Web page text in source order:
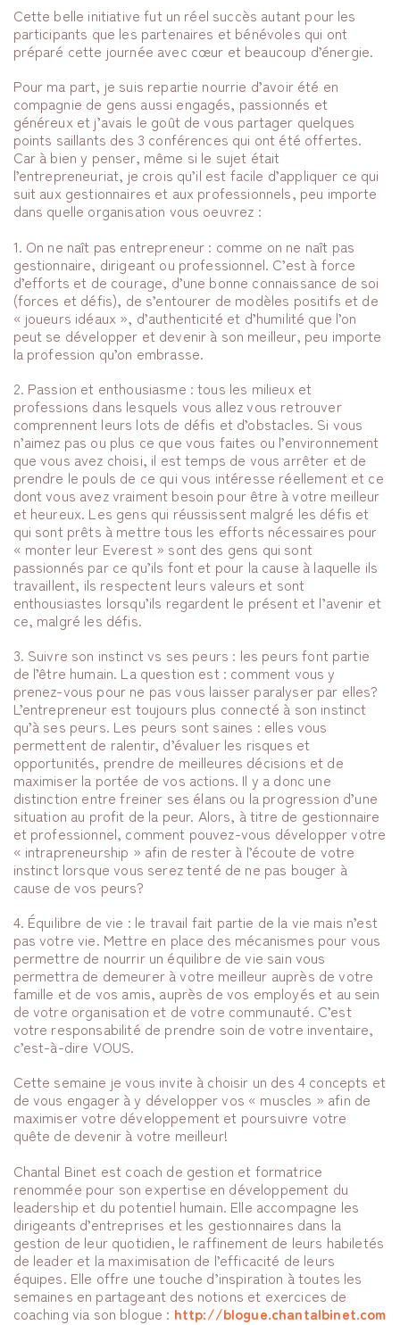
Cette belle initiative fut un réel succès autant pour les
participants que les partenaires et bénévoles qui ont
préparé cette journée avec cœur et beaucoup d’énergie.
Pour ma part, je suis repartie nourrie d’avoir été en
compagnie de gens aussi engagés, passionnés et
généreux et j’avais le goût de vous partager quelques
points saillants des 3 conférences qui ont été offertes.
Car à bien y penser, même si le sujet était
l’entrepreneuriat, je crois qu’il est facile d’appliquer ce qui
suit aux gestionnaires et aux professionnels, peu importe
dans quelle organisation vous oeuvrez :
1. On ne naît pas entrepreneur : comme on ne naît pas
gestionnaire, dirigeant ou professionnel. C’est à force
d’efforts et de courage, d’une bonne connaissance de soi
(forces et défis), de s’entourer de modèles positifs et de
« joueurs idéaux », d’authenticité et d’humilité que l’on
peut se développer et devenir à son meilleur, peu importe
la profession qu’on embrasse.
2. Passion et enthousiasme : tous les milieux et
professions dans lesquels vous allez vous retrouver
comprennent leurs lots de défis et d’obstacles. Si vous
n’aimez pas ou plus ce que vous faites ou l’environnement
que vous avez choisi, il est temps de vous arrêter et de
prendre le pouls de ce qui vous intéresse réellement et ce
dont vous avez vraiment besoin pour être à votre meilleur
et heureux. Les gens qui réussissent malgré les défis et
qui sont prêts à mettre tous les efforts nécessaires pour
« monter leur Everest » sont des gens qui sont
passionnés par ce qu’ils font et pour la cause à laquelle ils
travaillent, ils respectent leurs valeurs et sont
enthousiastes lorsqu’ils regardent le présent et l’avenir et
ce, malgré les défis.
3. Suivre son instinct vs ses peurs : les peurs font partie
de l’être humain. La question est : comment vous y
prenez-vous pour ne pas vous laisser paralyser par elles?
L’entrepreneur est toujours plus connecté à son instinct
qu’à ses peurs. Les peurs sont saines : elles vous
permettent de ralentir, d’évaluer les risques et
opportunités, prendre de meilleures décisions et de
maximiser la portée de vos actions. Il y a donc une
distinction entre freiner ses élans ou la progression d’une
situation au profit de la peur. Alors, à titre de gestionnaire
et professionnel, comment pouvez-vous développer votre
« intrapreneurship » afin de rester à l’écoute de votre
instinct lorsque vous serez tenté de ne pas bouger à
cause de vos peurs?
4. Équilibre de vie : le travail fait partie de la vie mais n’est
pas votre vie. Mettre en place des mécanismes pour vous
permettre de nourrir un équilibre de vie sain vous
permettra de demeurer à votre meilleur auprès de votre
famille et de vos amis, auprès de vos employés et au sein
de votre organisation et de votre communauté. C’est
votre responsabilité de prendre soin de votre inventaire,
c’est-à-dire VOUS.
Cette semaine je vous invite à choisir un des 4 concepts et
de vous engager à y développer vos « muscles » afin de
maximiser votre développement et poursuivre votre
quête de devenir à votre meilleur!
Chantal Binet est coach de gestion et formatrice
renommée pour son expertise en développement du
leadership et du potentiel humain. Elle accompagne les
dirigeants d’entreprises et les gestionnaires dans la
gestion de leur quotidien, le raffinement de leurs habiletés
de leader et la maximisation de l’efficacité de leurs
équipes. Elle offre une touche d’inspiration à toutes les
semaines en partageant des notions et exercices de
coaching via son blogue : http://blogue.chantalbinet.com